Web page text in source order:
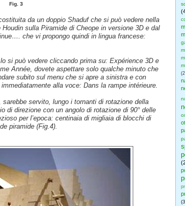
Fig. 3
da un doppio Shaduf che si può vedere nella
sulla Piramide di Cheope in versione 3D e dal
che vi propongo quindi in lingua francese:
si può vedere cliccando prima su: Expérience 3D e
Année, dovete aspettare solo qualche minuto che
subito sul menu che si apre a sinistra e con
alla voce: Dans la rampe intérieure.
servito, lungo i tornanti di rotazione della
di direzione con un angolo di rotazione di 90° delle
per l’epoca: centinaia di migliaia di blocchi di
piramide (Fig.4).